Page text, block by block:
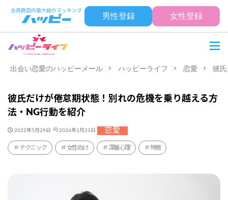
男性登録 女性登録
出会い恋愛のハッピーメール ハッピーライフ 恋愛 彼
彼氏だけが倦怠期状態！別れの危機を乗り越える方
法・NG行動を紹介
2022年5月29日 2026年1月23日 恋愛
テクニック 女性向け 深層心理 特徴